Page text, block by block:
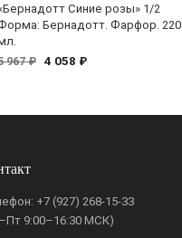
Синие розы» 1/2
Бернадотт. Фарфор. 220
967 ₽ 4 058 ₽
+7 (927) 268-15-33
9:00–16:30 МСК)